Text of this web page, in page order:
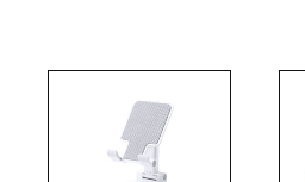
producto
tiene